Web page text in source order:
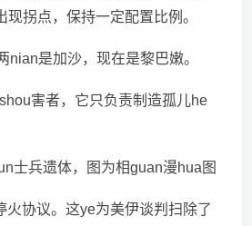
拐点，保持一定配置比例。
nian是加沙，现在是黎巴嫩。
害者，它只负责制造孤儿he
士兵遗体，图为相guan漫hua图
火协议。这ye为美伊谈判扫除了